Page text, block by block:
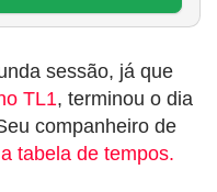
sessão, já que
TL1, terminou o dia
companheiro de
tabela de tempos.